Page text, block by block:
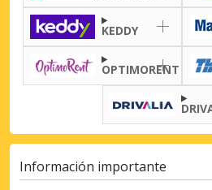
KEDDY
OPTIMORENT
Información importante